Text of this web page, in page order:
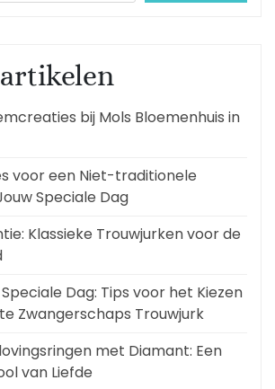
bij Mols Bloemenhuis in
voor een Niet-traditionele
Speciale Dag
Klassieke Trouwjurken voor de
Dag: Tips voor het Kiezen
Zwangerschaps Trouwjurk
met Diamant: Een
van Liefde